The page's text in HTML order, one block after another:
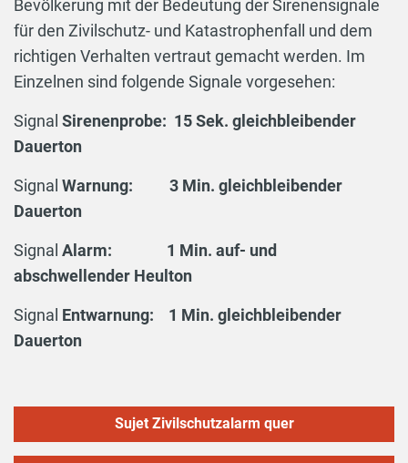
Bevölkerung mit der Bedeutung der Sirenensignale
für den Zivilschutz- und Katastrophenfall und dem
richtigen Verhalten vertraut gemacht werden. Im
Einzelnen sind folgende Signale vorgesehen:
Signal Sirenenprobe: 15 Sek. gleichbleibender
Dauerton
Signal Warnung: 3 Min. gleichbleibender
Dauerton
Signal Alarm: 1 Min. auf- und
abschwellender Heulton
Signal Entwarnung: 1 Min. gleichbleibender
Dauerton
Sujet Zivilschutzalarm quer